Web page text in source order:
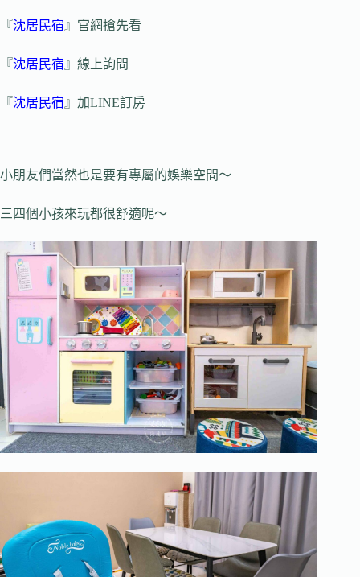
『沈居民宿 』官網搶先看
『沈居民宿 』線上詢問
『沈居民宿 』加LINE訂房
小朋友們當然也是要有專屬的娛樂空間～
三四個小孩來玩都很舒適呢～